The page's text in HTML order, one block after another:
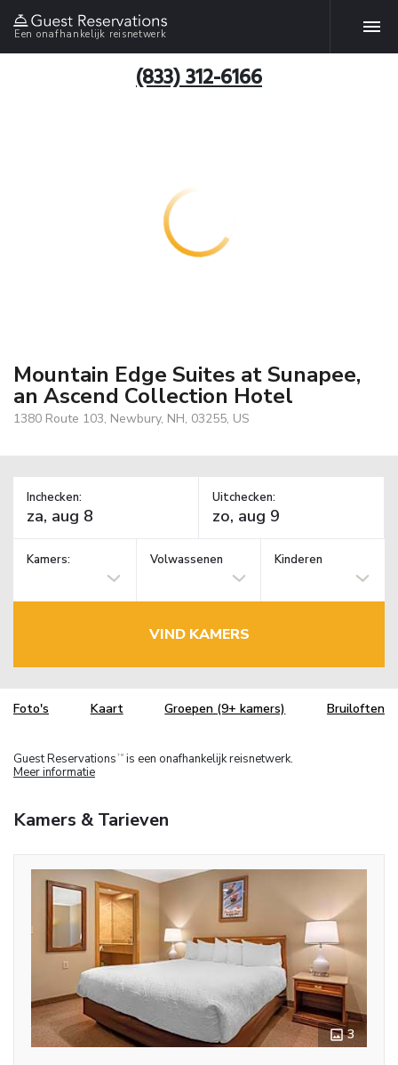
Een onafhankelijk reisnetwerk
(833) 312-6166
Mountain Edge Suites at Sunapee,
an Ascend Collection Hotel
1380 Route 103, Newbury, NH, 03255, US
Inchecken: Uitchecken:
Kamers: Volwassenen Kinderen
VIND KAMERS
Foto's Kaart Groepen (9+ kamers) Bruiloften
Guest Reservations TM is een onafhankelijk reisnetwerk.
Meer informatie
Kamers & Tarieven
3